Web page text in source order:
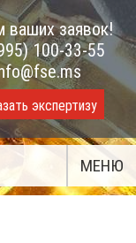
заявок!
100-33-55
экспертизу
МЕНЮ